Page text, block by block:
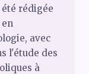
rédigée
avec
l'étude des
à